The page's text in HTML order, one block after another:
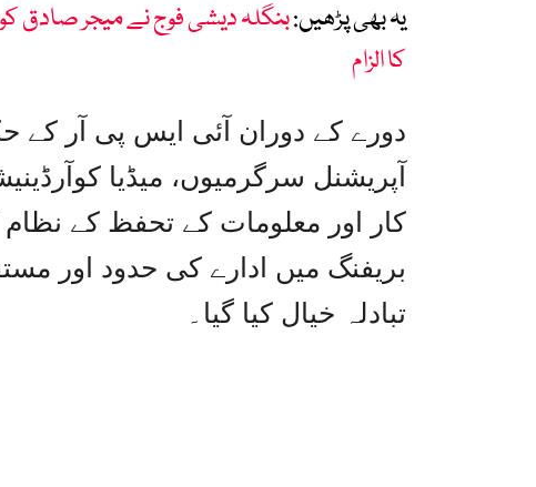
یہ بھی پڑھیں:بنگلہ دیشی فوج نے میجر صادق
کا الزام
دورے کے دوران آئی ایس پی آر کے
آپریشنل سرگرمیوں، میڈیا
کار اور معلومات کے تحفظ کے
بریفنگ میں ادارے کی حدود اور
تبادلہ خیال کیا گیا۔